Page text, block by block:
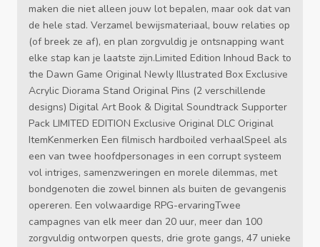
maken die niet alleen jouw lot bepalen, maar ook dat van
de hele stad. Verzamel bewijsmateriaal, bouw relaties op
(of breek ze af), en plan zorgvuldig je ontsnapping want
elke stap kan je laatste zijn.Limited Edition Inhoud Back to
the Dawn Game Original Newly Illustrated Box Exclusive
Acrylic Diorama Stand Original Pins (2 verschillende
designs) Digital Art Book & Digital Soundtrack Supporter
Pack LIMITED EDITION Exclusive Original DLC Original
ItemKenmerken Een filmisch hardboiled verhaalSpeel als
een van twee hoofdpersonages in een corrupt systeem
vol intriges, samenzweringen en morele dilemmas, met
bondgenoten die zowel binnen als buiten de gevangenis
opereren. Een volwaardige RPG-ervaringTwee
campagnes van elk meer dan 20 uur, meer dan 100
zorgvuldig ontworpen quests, drie grote gangs, 47 unieke